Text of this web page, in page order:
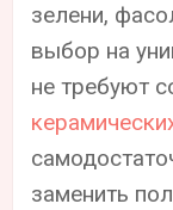
зелени,
выбор на
не требуют
заменить